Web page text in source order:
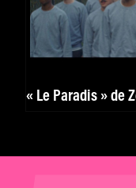
« Le Paradis » de